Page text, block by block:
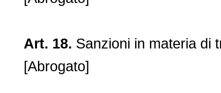
Art. 18. Sanzioni in materia di
[Abrogato]